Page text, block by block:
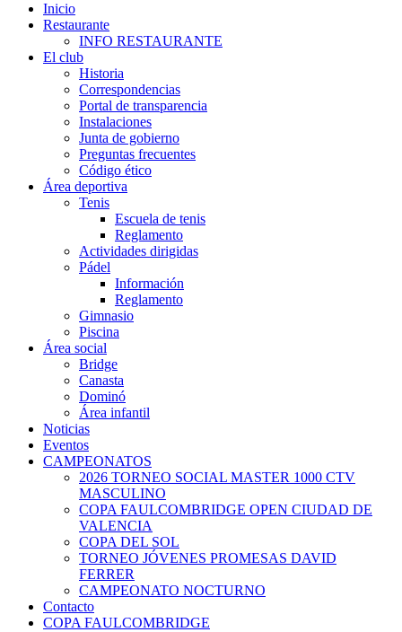
Inicio
Restaurante
INFO RESTAURANTE
El club
Historia
Correspondencias
Portal de transparencia
Instalaciones
Junta de gobierno
Preguntas frecuentes
Código ético
Área deportiva
Tenis
Escuela de tenis
Reglamento
Actividades dirigidas
Pádel
Información
Reglamento
Gimnasio
Piscina
Área social
Bridge
Canasta
Dominó
Área infantil
Noticias
Eventos
CAMPEONATOS
2026 TORNEO SOCIAL MASTER 1000 CTV
MASCULINO
COPA FAULCOMBRIDGE OPEN CIUDAD DE
VALENCIA
COPA DEL SOL
TORNEO JÓVENES PROMESAS DAVID
FERRER
CAMPEONATO NOCTURNO
Contacto
COPA FAULCOMBRIDGE